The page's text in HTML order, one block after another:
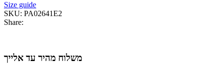
Size guide
SKU: PA02641E2
Share:
משלוח מהיר עד אלייך